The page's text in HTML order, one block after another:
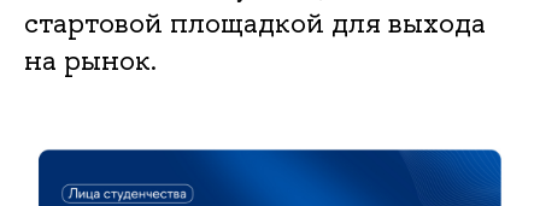
стартовой площадкой для выхода
на рынок.